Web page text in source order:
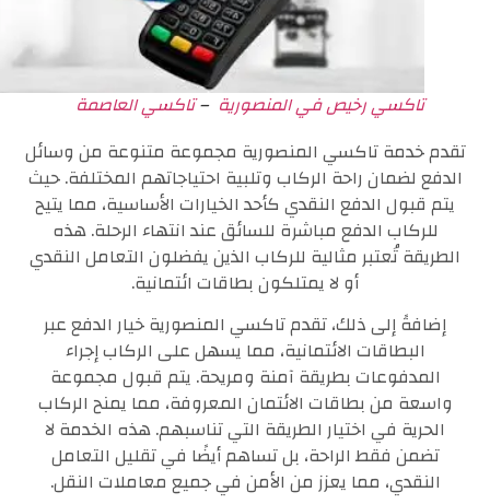
تاكسي رخيص في المنصورية –تاكسي العاصمة
تقدم خدمة تاكسي المنصورية مجموعة متنوعة من وسائل
الدفع لضمان راحة الركاب وتلبية احتياجاتهم المختلفة. حيث
يتم قبول الدفع النقدي كأحد الخيارات الأساسية، مما يتيح
للركاب الدفع مباشرة للسائق عند انتهاء الرحلة. هذه
الطريقة تُعتبر مثالية للركاب الذين يفضلون التعامل النقدي
أو لا يمتلكون بطاقات ائتمانية.
إضافةً إلى ذلك، تقدم تاكسي المنصورية خيار الدفع عبر
البطاقات الائتمانية، مما يسهل على الركاب إجراء
المدفوعات بطريقة آمنة ومريحة. يتم قبول مجموعة
واسعة من بطاقات الائتمان المعروفة، مما يمنح الركاب
الحرية في اختيار الطريقة التي تناسبهم. هذه الخدمة لا
تضمن فقط الراحة، بل تساهم أيضًا في تقليل التعامل
النقدي، مما يعزز من الأمن في جميع معاملات النقل.